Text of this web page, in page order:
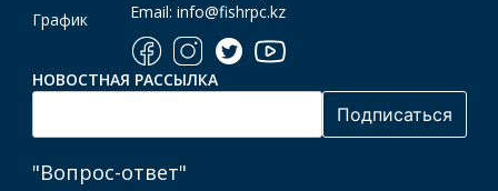
График
Email: info@fishrpc.kz
НОВОСТНАЯ РАССЫЛКА
"Вопрос-ответ"